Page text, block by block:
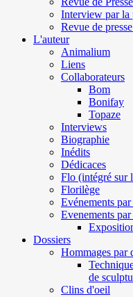
Interview par la
Revue de
L'auteur
Animalium
Liens
Collaborateurs
Bom
Bonifay
Topaze
Interviews
Biographie
Inédits
Dédicaces
Flo (intégré sur
Florilège
Evénements par
Evenements
Dossiers
Hommages par
de
Clins d'oeil